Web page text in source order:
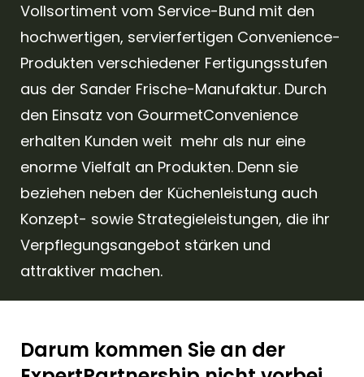
Vollsortiment vom Service-Bund mit den
hochwertigen, servierfertigen Convenience-
Produkten verschiedener Fertigungsstufen
aus der Sander Frische-Manufaktur. Durch
den Einsatz von GourmetConvenience
erhalten Kunden weit mehr als nur eine
enorme Vielfalt an Produkten. Denn sie
beziehen neben der Küchenleistung auch
Konzept- sowie Strategieleistungen, die ihr
Verpflegungsangebot stärken und
attraktiver machen.
Darum kommen Sie an der